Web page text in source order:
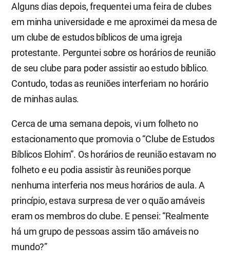
Alguns dias depois, frequentei uma feira de clubes
em minha universidade e me aproximei da mesa de
um clube de estudos bíblicos de uma igreja
protestante. Perguntei sobre os horários de reunião
de seu clube para poder assistir ao estudo bíblico.
Contudo, todas as reuniões interferiam no horário
de minhas aulas.
Cerca de uma semana depois, vi um folheto no
estacionamento que promovia o “Clube de Estudos
Bíblicos Elohim”. Os horários de reunião estavam no
folheto e eu podia assistir às reuniões porque
nenhuma interferia nos meus horários de aula. A
princípio, estava surpresa de ver o quão amáveis
eram os membros do clube. E pensei: “Realmente
há um grupo de pessoas assim tão amáveis no
mundo?”